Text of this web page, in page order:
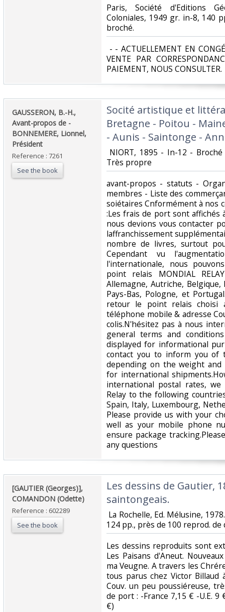
‎Paris, Société d'Editions
Coloniales, 1949 gr. in-8, 140
broché. ‎
- - ACTUELLEMENT EN
VENTE PAR
PAIEMENT, NOUS CONSULTER.‎
‎GAUSSERON, B.-H.,
Avant-propos de -
BONNEMERE, Lionnel,
Président ‎
Reference : 7261
See the book
‎Socité artistique et
Bretagne - Poitou -
- Aunis - Saintonge -
NIORT, 1895 - In-12 -
Très propre‎
‎avant-propos - statuts -
membres - Liste des
soiétaires Cnformément à nos
:Les frais de port sont
nous devions vous contacter
laffranchissement
nombre de livres, surtout
Cependant vu
l'internationale, nous
point relais MONDIAL
Allemagne, Autriche,
Pays-Bas, Pologne, et
retour le point relais choisi
téléphone mobile & adresse
colis.N'hésitez pas à nous
general terms and
displayed for informational
contact you to inform you of
depending on the weight and
for international
international postal rates,
Relay to the following
Spain, Italy, Luxembourg,
Please provide us with your
well as your mobile phone
ensure package
any questions‎
‎[GAUTIER (Georges)],
COMANDON (Odette)‎
Reference : 602289
See the book
‎Les dessins de Gautier,
saintongeais.‎
La Rochelle, Ed. Mélusine,
124 pp., près de 100 reprod.
‎Les dessins reproduits sont
Les Paisans d'Aneut.
ma Veugne. A travers les
tous parus chez Victor Billaud
Couv. un peu poussiéreuse,
de port : -France 7,15 € -U.E. 9
€) ‎